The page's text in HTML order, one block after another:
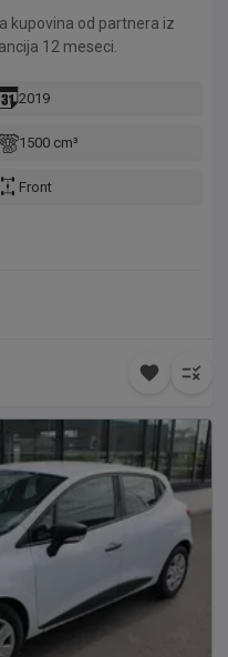
kupovina od partnera iz
12 meseci.
2019
1500 cm³
Front